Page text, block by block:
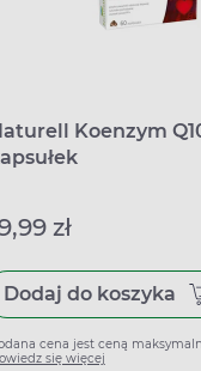
Koenzym
zł
Dodaj do koszyka
cena jest ceną
się więcej